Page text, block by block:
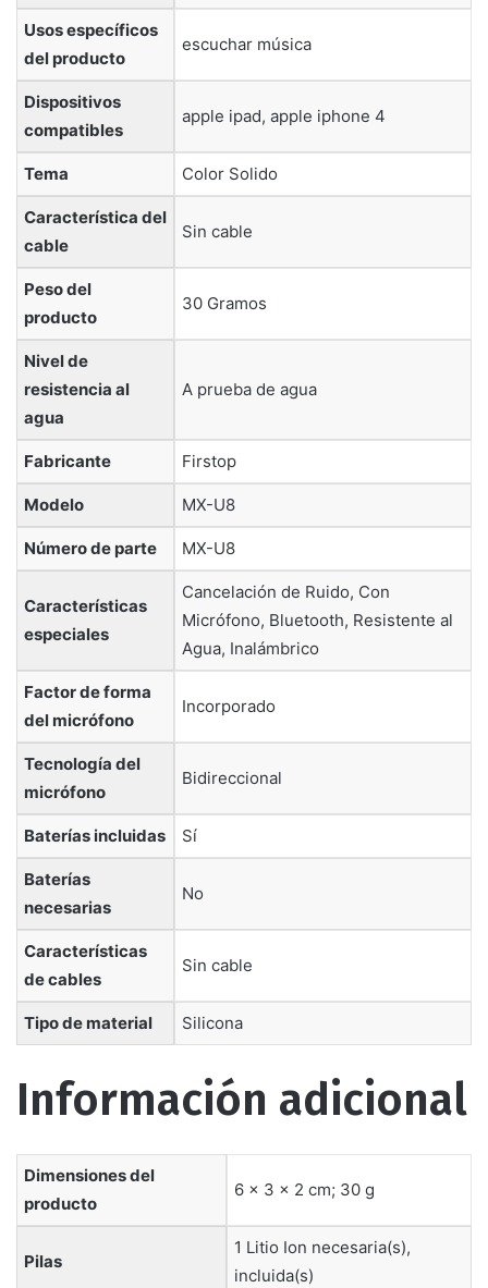
Usos específicos
del producto
‎escuchar música
Dispositivos
compatibles
‎apple ipad, apple iphone 4
Tema ‎Color Solido
Característica del
cable
‎Sin cable
Peso del
producto
‎30 Gramos
Nivel de
resistencia al
agua
‎A prueba de agua
Fabricante ‎Firstop
Modelo ‎MX-U8
Número de parte ‎MX-U8
Características
especiales
‎Cancelación de Ruido, Con
Micrófono, Bluetooth, Resistente al
Agua, Inalámbrico
Factor de forma
del micrófono
‎Incorporado
Tecnología del
micrófono
‎Bidireccional
Baterías incluidas ‎Sí
Baterías
necesarias
‎No
Características
de cables
‎Sin cable
Tipo de material ‎Silicona
Información adicional
Dimensiones del
producto
6 x 3 x 2 cm; 30 g
Pilas
1 Litio Ion necesaria(s),
incluida(s)